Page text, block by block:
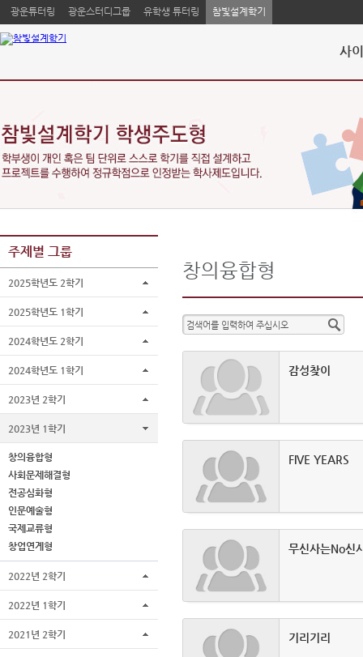
광운튜터링 광운스터디그룹 유학생 튜터링 참빛설계학기
사
주제별 그룹
2025학년도 2학기
2025학년도 1학기
2024학년도 2학기
2024학년도 1학기
2023년 2학기
2023년 1학기
창의융합형
사회문제해결형
전공심화형
인문예술형
국제교류형
창업연계형
2022년 2학기
2022년 1학기
2021년 2학기
창의융합형
감성찾이
FIVE YEARS
무신사는No신
기리기리